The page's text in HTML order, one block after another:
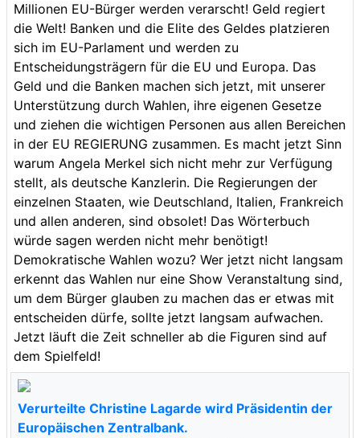
Millionen EU-Bürger werden verarscht! Geld regiert
die Welt! Banken und die Elite des Geldes platzieren
sich im EU-Parlament und werden zu
Entscheidungsträgern für die EU und Europa. Das
Geld und die Banken machen sich jetzt, mit unserer
Unterstützung durch Wahlen, ihre eigenen Gesetze
und ziehen die wichtigen Personen aus allen Bereichen
in der EU REGIERUNG zusammen. Es macht jetzt Sinn
warum Angela Merkel sich nicht mehr zur Verfügung
stellt, als deutsche Kanzlerin. Die Regierungen der
einzelnen Staaten, wie Deutschland, Italien, Frankreich
und allen anderen, sind obsolet! Das Wörterbuch
würde sagen werden nicht mehr benötigt!
Demokratische Wahlen wozu? Wer jetzt nicht langsam
erkennt das Wahlen nur eine Show Veranstaltung sind,
um dem Bürger glauben zu machen das er etwas mit
entscheiden dürfe, sollte jetzt langsam aufwachen.
Jetzt läuft die Zeit schneller ab die Figuren sind auf
dem Spielfeld!
Verurteilte Christine Lagarde wird Präsidentin der
Europäischen Zentralbank.